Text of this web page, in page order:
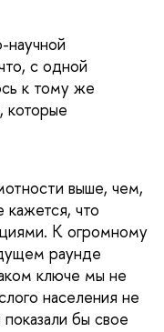
научной
с одной
к тому же
которые
выше, чем,
что
К огромному
раунде
ключе мы не
населения не
бы свое